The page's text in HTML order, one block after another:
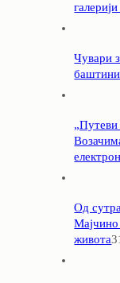
Чувари
„Путеви
Од
Мајчино
живота